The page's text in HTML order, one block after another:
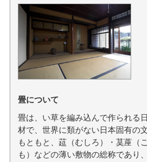
畳について
畳は、い草を編み込んで作られる
材で、世界に類がない日本固有の
もともと、莚（むしろ）・茣蓙（
も）などの薄い敷物の総称であり